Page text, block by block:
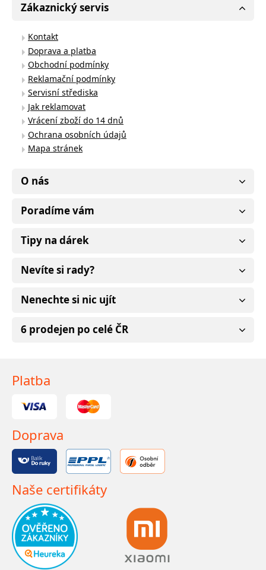
Zákaznický servis
Kontakt
Doprava a platba
Obchodní podmínky
Reklamační podmínky
Servisní střediska
Jak reklamovat
Vrácení zboží do 14 dnů
Ochrana osobních údajů
Mapa stránek
O nás
Poradíme vám
Tipy na dárek
Nevíte si rady?
Nenechte si nic ujít
6 prodejen po celé ČR
Platba
Doprava
Naše certifikáty